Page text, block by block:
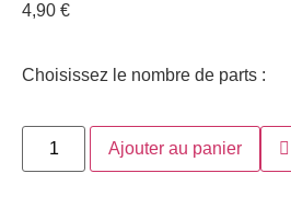
4,90 €
Choisissez le nombre de parts :
Ajouter au panier